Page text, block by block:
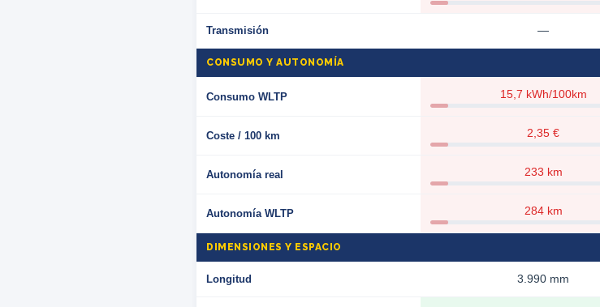
Transmisión —
CONSUMO Y AUTONOMÍA
Consumo WLTP 15,7 kWh/100km
Coste / 100 km 2,35 €
Autonomía real 233 km
Autonomía WLTP 284 km
DIMENSIONES Y ESPACIO
Longitud 3.990 mm